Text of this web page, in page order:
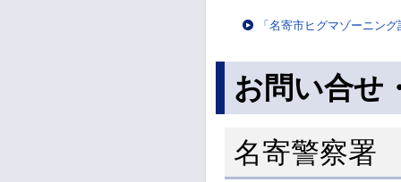
「名寄市ヒグマゾーニン
お問い合せ
名寄警察署